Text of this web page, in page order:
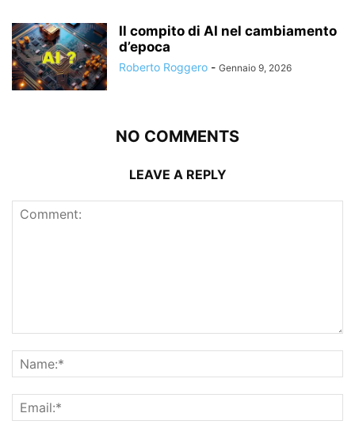
Il compito di AI nel cambiamento
d’epoca
Roberto Roggero - Gennaio 9, 2026
NO COMMENTS
LEAVE A REPLY